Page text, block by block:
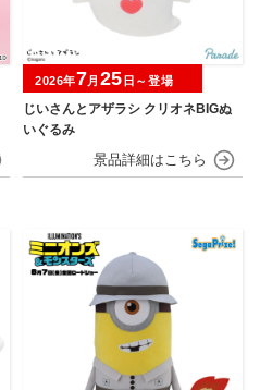
じいさんとアザラシ クリオネBIGぬ
いぐるみ
2026年7月 25 日～登場